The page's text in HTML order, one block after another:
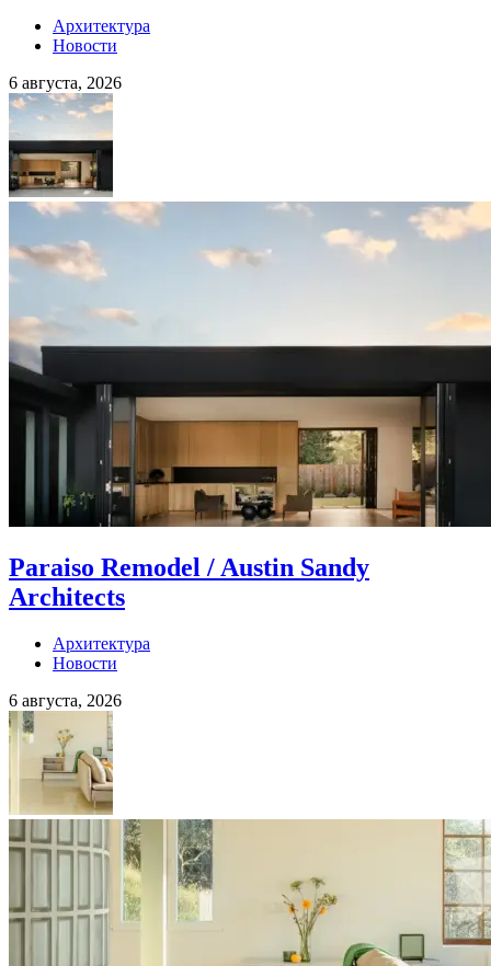
Архитектура
Новости
6 августа, 2026
Paraiso Remodel / Austin Sandy
Architects
Архитектура
Новости
6 августа, 2026